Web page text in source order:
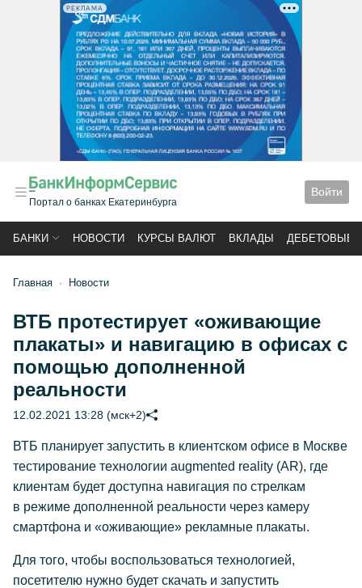
РЕКЛАМА
Портал о банках Екатеринбурга
Войти
БАНКИ НОВОСТИ КУРСЫ ВАЛЮТ ВКЛАДЫ ДЕБЕТОВЫЕ
Главная Новости
ВТБ протестирует «оживающие
плакаты» и навигацию в офисах с
помощью дополненной
реальности
12.02.2021 13:28 (мск+2)
ВТБ планирует запустить в клиентском офисе в Москве
тестирование технологии augmented reality (AR), где
клиентам будет доступна навигация по стрелкам
в режиме дополненной реальности через камеру
смартфона и «оживающие» рекламные плакаты.
Для того, чтобы воспользоваться технологией,
посетителю нужно будет скачать и запустить